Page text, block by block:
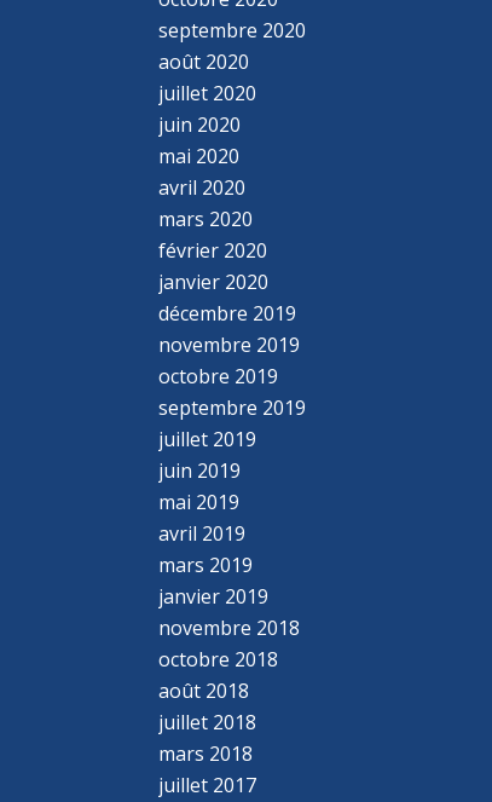
septembre 2020
août 2020
juillet 2020
juin 2020
mai 2020
avril 2020
mars 2020
février 2020
janvier 2020
décembre 2019
novembre 2019
octobre 2019
septembre 2019
juillet 2019
juin 2019
mai 2019
avril 2019
mars 2019
janvier 2019
novembre 2018
octobre 2018
août 2018
juillet 2018
mars 2018
juillet 2017